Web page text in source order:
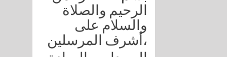
الرحيم والصلاة
والسلام على
أشرف المرسلين،